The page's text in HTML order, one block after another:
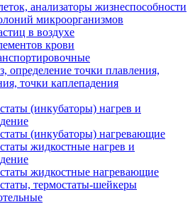
анализаторы жизнеспособности
микроорганизмов
в воздухе
крови
определение точки плавления,
точки каплепадения
(инкубаторы) нагрев и
(инкубаторы) нагревающие
жидкостные нагрев и
жидкостные нагревающие
термостаты-шейкеры